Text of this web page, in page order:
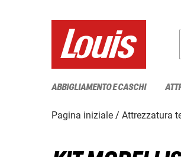
ABBIGLIAMENTO E CASCHI
Pagina iniziale Attrezzatura